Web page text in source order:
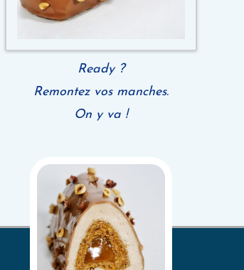
Ready ?
Remontez vos manches.
On y va !